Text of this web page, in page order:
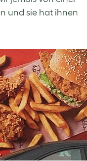
und sie hat ihnen